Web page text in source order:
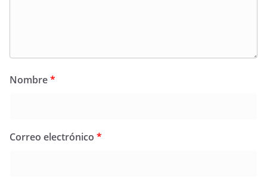
Nombre*
Correo electrónico *